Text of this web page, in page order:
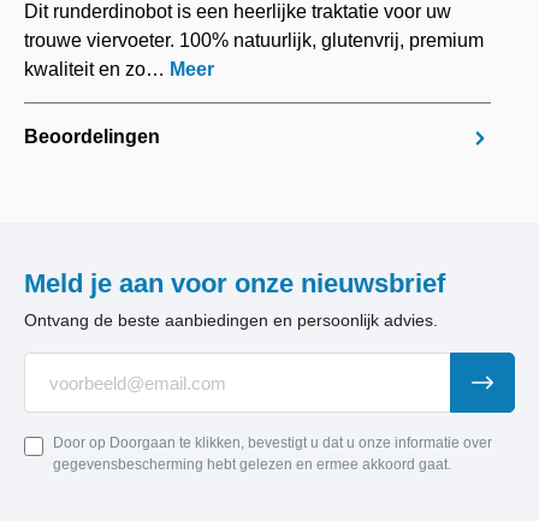
Dit runderdinobot is een heerlijke traktatie voor uw
trouwe viervoeter. 100% natuurlijk, glutenvrij, premium
kwaliteit en zo… Meer
Beoordelingen
Meld je aan voor onze nieuwsbrief
Ontvang de beste aanbiedingen en persoonlijk advies.
Door op Doorgaan te klikken, bevestigt u dat u onze informatie over
gegevensbescherming hebt gelezen en ermee akkoord gaat.